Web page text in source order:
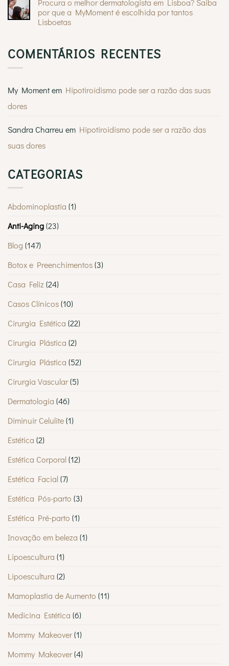
em
3D
em
visualize
instantaneamente
Procura o melhor dermatologista em Lisboa? Saiba
por que a MyMoment é escolhida por tantos
Lisboetas
Procura
o
Saiba
é
escolhida
tantos
COMENTÁRIOS RECENTES
My Momentem Hipotiroidismo pode ser a razão das suas
dores
Sandra Charreu em Hipotiroidismo pode ser a razão das
suas dores
CATEGORIAS
Abdominoplastia (1)
Anti-Aging(23)
Blog (147)
Botox e Preenchimentos(3)
Casa Feliz (24)
Casos Clínicos(10)
Cirurgia Estética (22)
Cirurgia Plástica (2)
Cirurgia Plástica (52)
Cirurgia Vascular(5)
Dermatologia (46)
Diminuir Celulite(1)
Estética (2)
Estética Corporal(12)
Estética Facial(7)
Estética Pós-parto (3)
Estética Pré-parto (1)
Inovação em beleza (1)
Lipoescultura (1)
Lipoescultura (2)
Mamoplastia de Aumento (11)
Medicina Estética (6)
Mommy Makeover(1)
Mommy Makeover(4)